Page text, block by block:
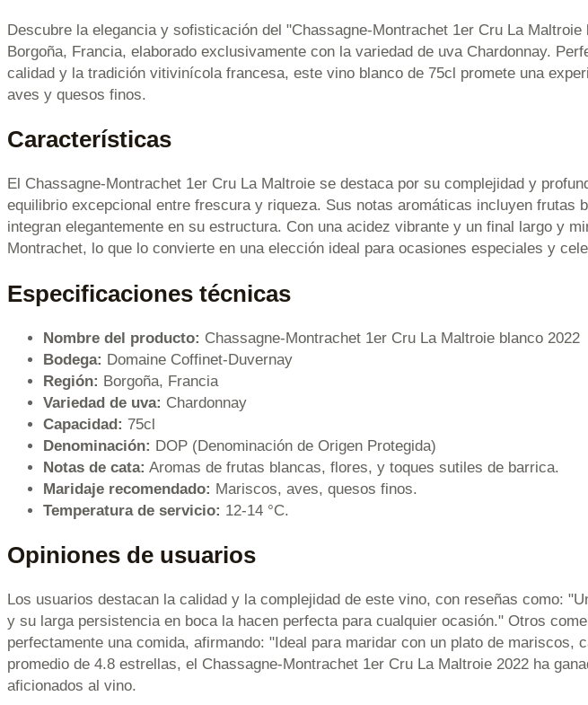
Descubre la elegancia y sofisticación del "Chassagne-Montrachet 1er Cru La
Borgoña, Francia, elaborado exclusivamente con la variedad de uva Chardonnay.
calidad y la tradición vitivinícola francesa, este vino blanco de 75cl promete una
aves y quesos finos.
Características
El Chassagne-Montrachet 1er Cru La Maltroie se destaca por su complejidad y
equilibrio excepcional entre frescura y riqueza. Sus notas aromáticas incluyen
integran elegantemente en su estructura. Con una acidez vibrante y un final largo y
Montrachet, lo que lo convierte en una elección ideal para ocasiones especiales y
Especificaciones técnicas
Nombre del producto: Chassagne-Montrachet 1er Cru La Maltroie blanco 2022
Bodega: Domaine Coffinet-Duvernay
Región: Borgoña, Francia
Variedad de uva: Chardonnay
Capacidad: 75cl
Denominación: DOP (Denominación de Origen Protegida)
Notas de cata: Aromas de frutas blancas, flores, y toques sutiles de barrica.
Maridaje recomendado: Mariscos, aves, quesos finos.
Temperatura de servicio: 12-14 °C.
Opiniones de usuarios
Los usuarios destacan la calidad y la complejidad de este vino, con reseñas como:
y su larga persistencia en boca la hacen perfecta para cualquier ocasión." Otros
perfectamente una comida, afirmando: "Ideal para maridar con un plato de mariscos,
promedio de 4.8 estrellas, el Chassagne-Montrachet 1er Cru La Maltroie 2022 ha
aficionados al vino.